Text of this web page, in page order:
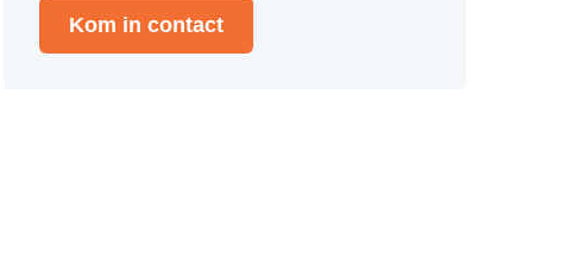
Kom in contact